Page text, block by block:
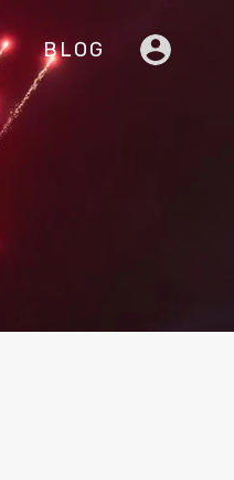
BLOG